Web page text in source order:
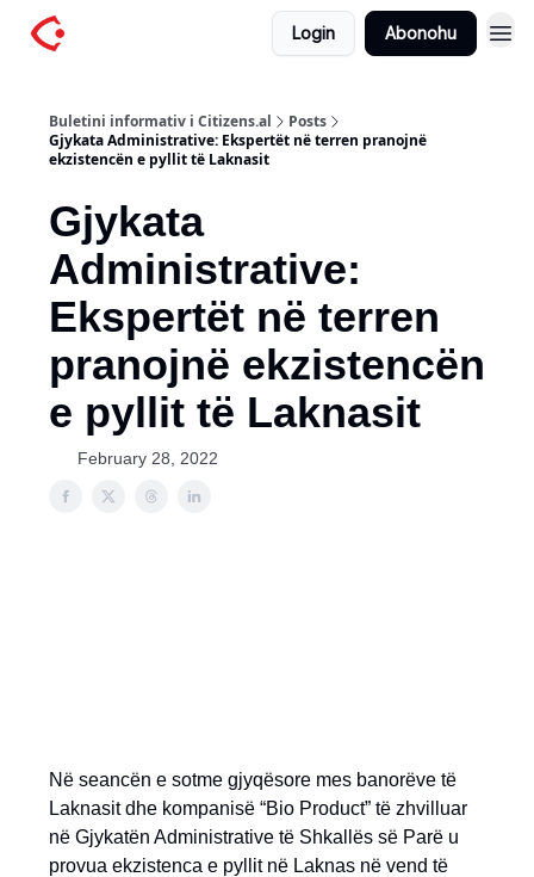
Login Abonohu
Buletini informativ i Citizens.al
Posts
Gjykata Administrative: Ekspertët në terren pranojnë
ekzistencën e pyllit të Laknasit
Gjykata
Administrative:
Ekspertët në terren
pranojnë ekzistencën
e pyllit të Laknasit
February 28, 2022
Në seancën e sotme gjyqësore mes banorëve të
Laknasit dhe kompanisë “Bio Product” të zhvilluar
në Gjykatën Administrative të Shkallës së Parë u
provua ekzistenca e pyllit në Laknas në vend të